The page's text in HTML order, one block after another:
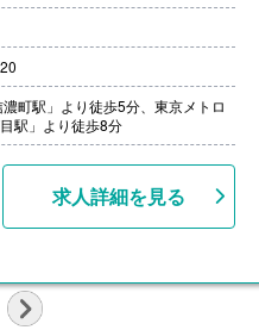
町駅」より徒歩5分、東京メトロ
駅」より徒歩8分
求人詳細を見る